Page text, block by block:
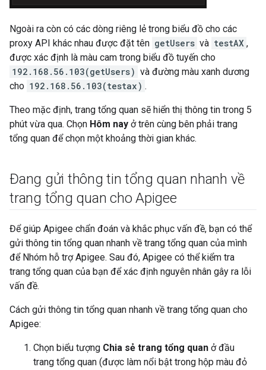
Ngoài ra còn có các dòng riêng lẻ trong biểu đồ cho các
proxy API khác nhau được đặt tên getUsers và testAX ,
được xác định là màu cam trong biểu đồ tuyến cho
192.168.56.103(getUsers) và đường màu xanh dương
cho 192.168.56.103(testax) .
Theo mặc định, trang tổng quan sẽ hiển thị thông tin trong 5
phút vừa qua. Chọn Hôm nay ở trên cùng bên phải trang
tổng quan để chọn một khoảng thời gian khác.
Đang gửi thông tin tổng quan nhanh về
trang tổng quan cho Apigee
Để giúp Apigee chẩn đoán và khắc phục vấn đề, bạn có thể
gửi thông tin tổng quan nhanh về trang tổng quan của mình
để Nhóm hỗ trợ Apigee. Sau đó, Apigee có thể kiểm tra
trang tổng quan của bạn để xác định nguyên nhân gây ra lỗi
vấn đề.
Cách gửi thông tin tổng quan nhanh về trang tổng quan cho
Apigee:
Chọn biểu tượng Chia sẻ trang tổng quan ở đầu
trang tổng quan (được làm nổi bật trong hộp màu đỏ